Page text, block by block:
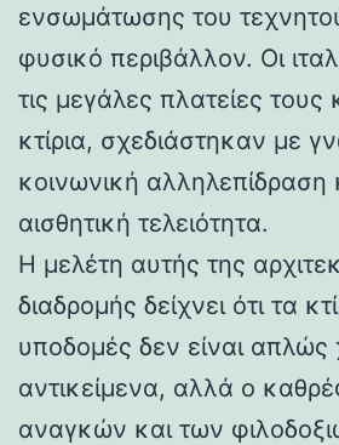
ενσωμάτωσης του
φυσικό περιβάλλον. Οι
τις μεγάλες πλατείες τους
κτίρια, σχεδιάστηκαν με
κοινωνική αλληλεπίδραση
αισθητική τελειότητα.
Η μελέτη αυτής της
διαδρομής δείχνει ότι τα
υποδομές δεν είναι απλώς
αντικείμενα, αλλά ο
αναγκών και των